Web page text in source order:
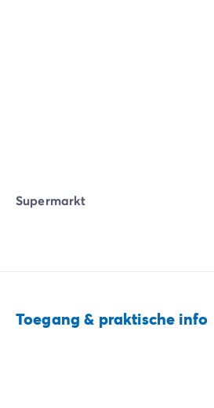
Supermarkt
Toegang & praktische info